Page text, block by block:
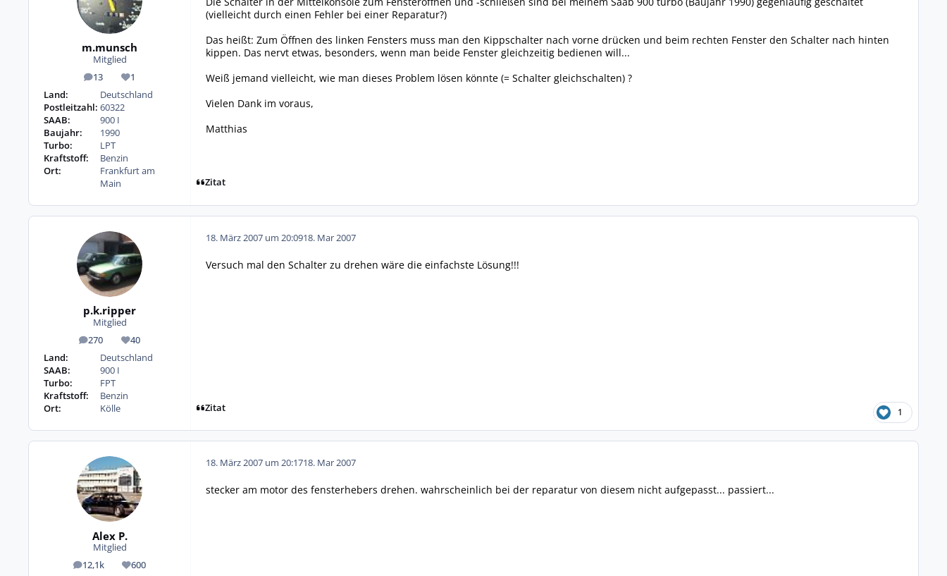
m.munsch
Mitglied
13
Beiträge 1
Reputation
Land:
Deutschland
Postleitzahl: 60322
SAAB:
900 I
Baujahr:
1990
Turbo:
LPT
Kraftstoff:
Benzin
Ort:
Frankfurt am
Main
(vielleicht durch einen Fehler bei einer Reparatur?)
Das heißt: Zum Öffnen des linken Fensters muss man den Kippschalter nach vorne drücken und beim rechten Fenster den Schalter nach hinten
kippen. Das nervt etwas, besonders, wenn man beide Fenster gleichzeitig bedienen will...
Weiß jemand vielleicht, wie man dieses Problem lösen könnte (= Schalter gleichschalten) ?
Vielen Dank im voraus,
Matthias
Zitat
p.k.ripper
Mitglied
270
Beiträge 40
Reputation
Land:
Deutschland
SAAB:
900 I
Turbo:
FPT
Kraftstoff:
Benzin
Ort:
Kölle
18. März 2007 um 20:0918. Mar 2007
Versuch mal den Schalter zu drehen wäre die einfachste Lösung!!!
Zitat 1
Alex P.
Mitglied
12,1k
Beiträge 600
Reputation
18. März 2007 um 20:1718. Mar 2007
stecker am motor des fensterhebers drehen. wahrscheinlich bei der reparatur von diesem nicht aufgepasst... passiert...